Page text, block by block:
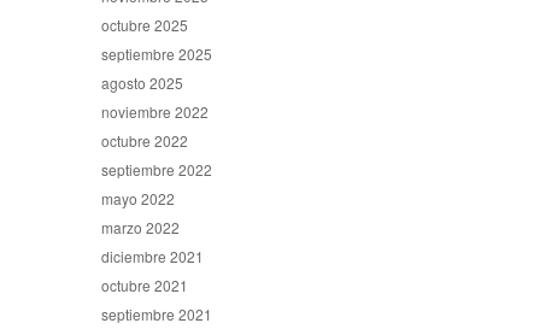
octubre 2025
septiembre 2025
agosto 2025
noviembre 2022
octubre 2022
septiembre 2022
mayo 2022
marzo 2022
diciembre 2021
octubre 2021
septiembre 2021